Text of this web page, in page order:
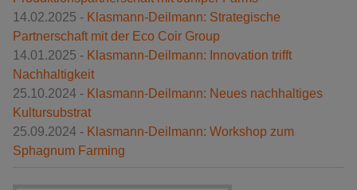
14.02.2025 - Klasmann-Deilmann: Strategische
Partnerschaft mit der Eco Coir Group
14.01.2025 - Klasmann-Deilmann: Innovation trifft
Nachhaltigkeit
25.10.2024 - Klasmann-Deilmann: Neues nachhaltiges
Kultursubstrat
25.09.2024 - Klasmann-Deilmann: Workshop zum
Sphagnum Farming